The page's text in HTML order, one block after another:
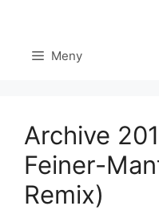
innehåll Meny
Archive
Feiner-
Remix)